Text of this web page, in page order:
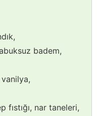
badem,
fıstığı, nar taneleri,